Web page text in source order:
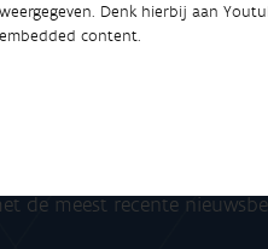
weergegeven. Denk hierbij aan
embedded content.
de meest recente